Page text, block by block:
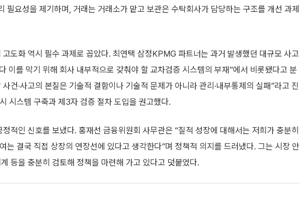
필요성을 제기하며, 거래는 거래소가 맡고 보관은 수탁회사가 담당하는 구조를 개선 과제
도화 역시 필수 과제로 꼽았다. 최연택 삼정KPMG 파트너는 과거 발생했던 대규모 사고
이를 막기 위해 회사 내부적으로 갖춰야 할 교차검증 시스템의 부재”에서 비롯됐다고 분
건·사고의 본질은 기술적 결함이나 기술적 문제가 아니라 관리·내부통제의 실패”라고 진
시스템 구축과 제3자 검증 절차 도입을 권고했다.
적인 신호를 보냈다. 홍재선 금융위원회 사무관은 “질적 성장에 대해서는 저희가 충분히
는 결국 직접 상장의 연장선에 있다고 생각한다”며 정책적 의지를 드러냈다. 그는 시장 안
등을 충분히 검토해 정책을 마련해 가고 있다고 덧붙였다.